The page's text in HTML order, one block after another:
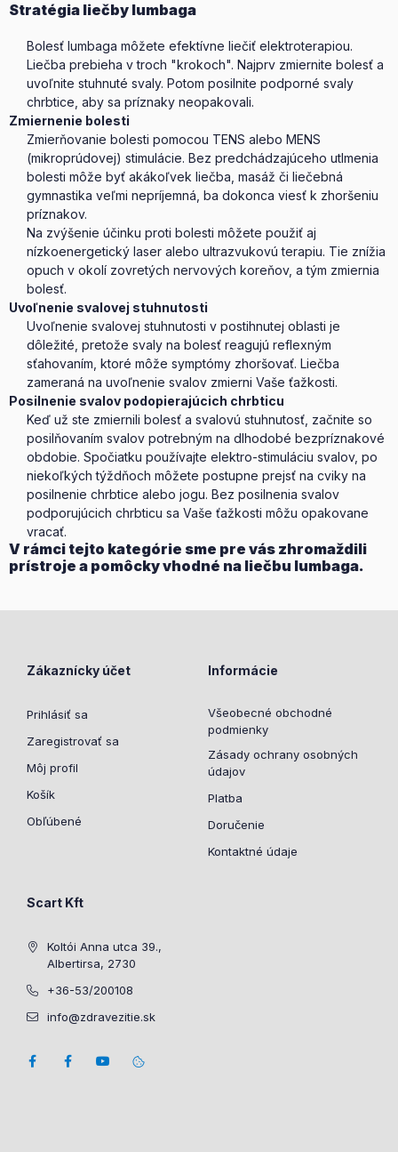
Stratégia liečby lumbaga
Bolesť lumbaga môžete efektívne liečiť elektroterapiou.
Liečba prebieha v troch "krokoch". Najprv zmiernite bolesť a
uvoľnite stuhnuté svaly. Potom posilnite podporné svaly
chrbtice, aby sa príznaky neopakovali.
Zmiernenie bolesti
Zmierňovanie bolesti pomocou TENS alebo MENS
(mikroprúdovej) stimulácie. Bez predchádzajúceho utlmenia
bolesti môže byť akákoľvek liečba, masáž či liečebná
gymnastika veľmi nepríjemná, ba dokonca viesť k zhoršeniu
príznakov.
Na zvýšenie účinku proti bolesti môžete použiť aj
nízkoenergetický laser alebo ultrazvukovú terapiu. Tie znížia
opuch v okolí zovretých nervových koreňov, a tým zmiernia
bolesť.
Uvoľnenie svalovej stuhnutosti
Uvoľnenie svalovej stuhnutosti v postihnutej oblasti je
dôležité, pretože svaly na bolesť reagujú reflexným
sťahovaním, ktoré môže symptómy zhoršovať. Liečba
zameraná na uvoľnenie svalov zmierni Vaše ťažkosti.
Posilnenie svalov podopierajúcich chrbticu
Keď už ste zmiernili bolesť a svalovú stuhnutosť, začnite so
posilňovaním svalov potrebným na dlhodobé bezpríznakové
obdobie. Spočiatku používajte elektro-stimuláciu svalov, po
niekoľkých týždňoch môžete postupne prejsť na cviky na
posilnenie chrbtice alebo jogu. Bez posilnenia svalov
podporujúcich chrbticu sa Vaše ťažkosti môžu opakovane
vracať.
V rámci tejto kategórie sme pre vás zhromaždili
prístroje a pomôcky vhodné na liečbu lumbaga.
Zákaznícky účet
Prihlásiť sa
Zaregistrovať sa
Môj profil
Košík
Obľúbené
Informácie
Všeobecné obchodné
podmienky
Zásady ochrany osobných
údajov
Platba
Doručenie
Kontaktné údaje
Scart Kft
Koltói Anna utca 39.,
Albertirsa, 2730
+36-53/200108
info@zdravezitie.sk